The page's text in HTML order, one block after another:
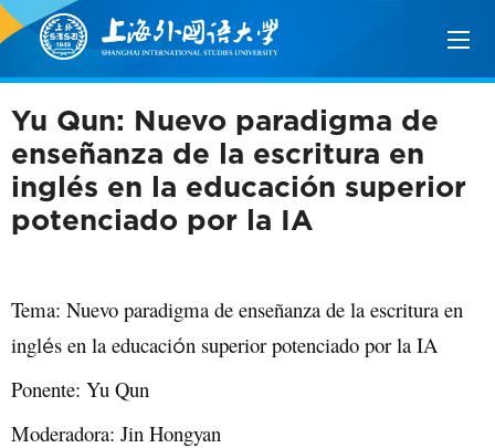
Yu Qun: Nuevo paradigma de
enseñanza de la escritura en
inglés en la educación superior
potenciado por la IA
Tema: Nuevo paradigma de enseñanza de la escritura en
inglés en la educación superior potenciado por la IA
Ponente: Yu Qun
Moderadora: Jin Hongyan